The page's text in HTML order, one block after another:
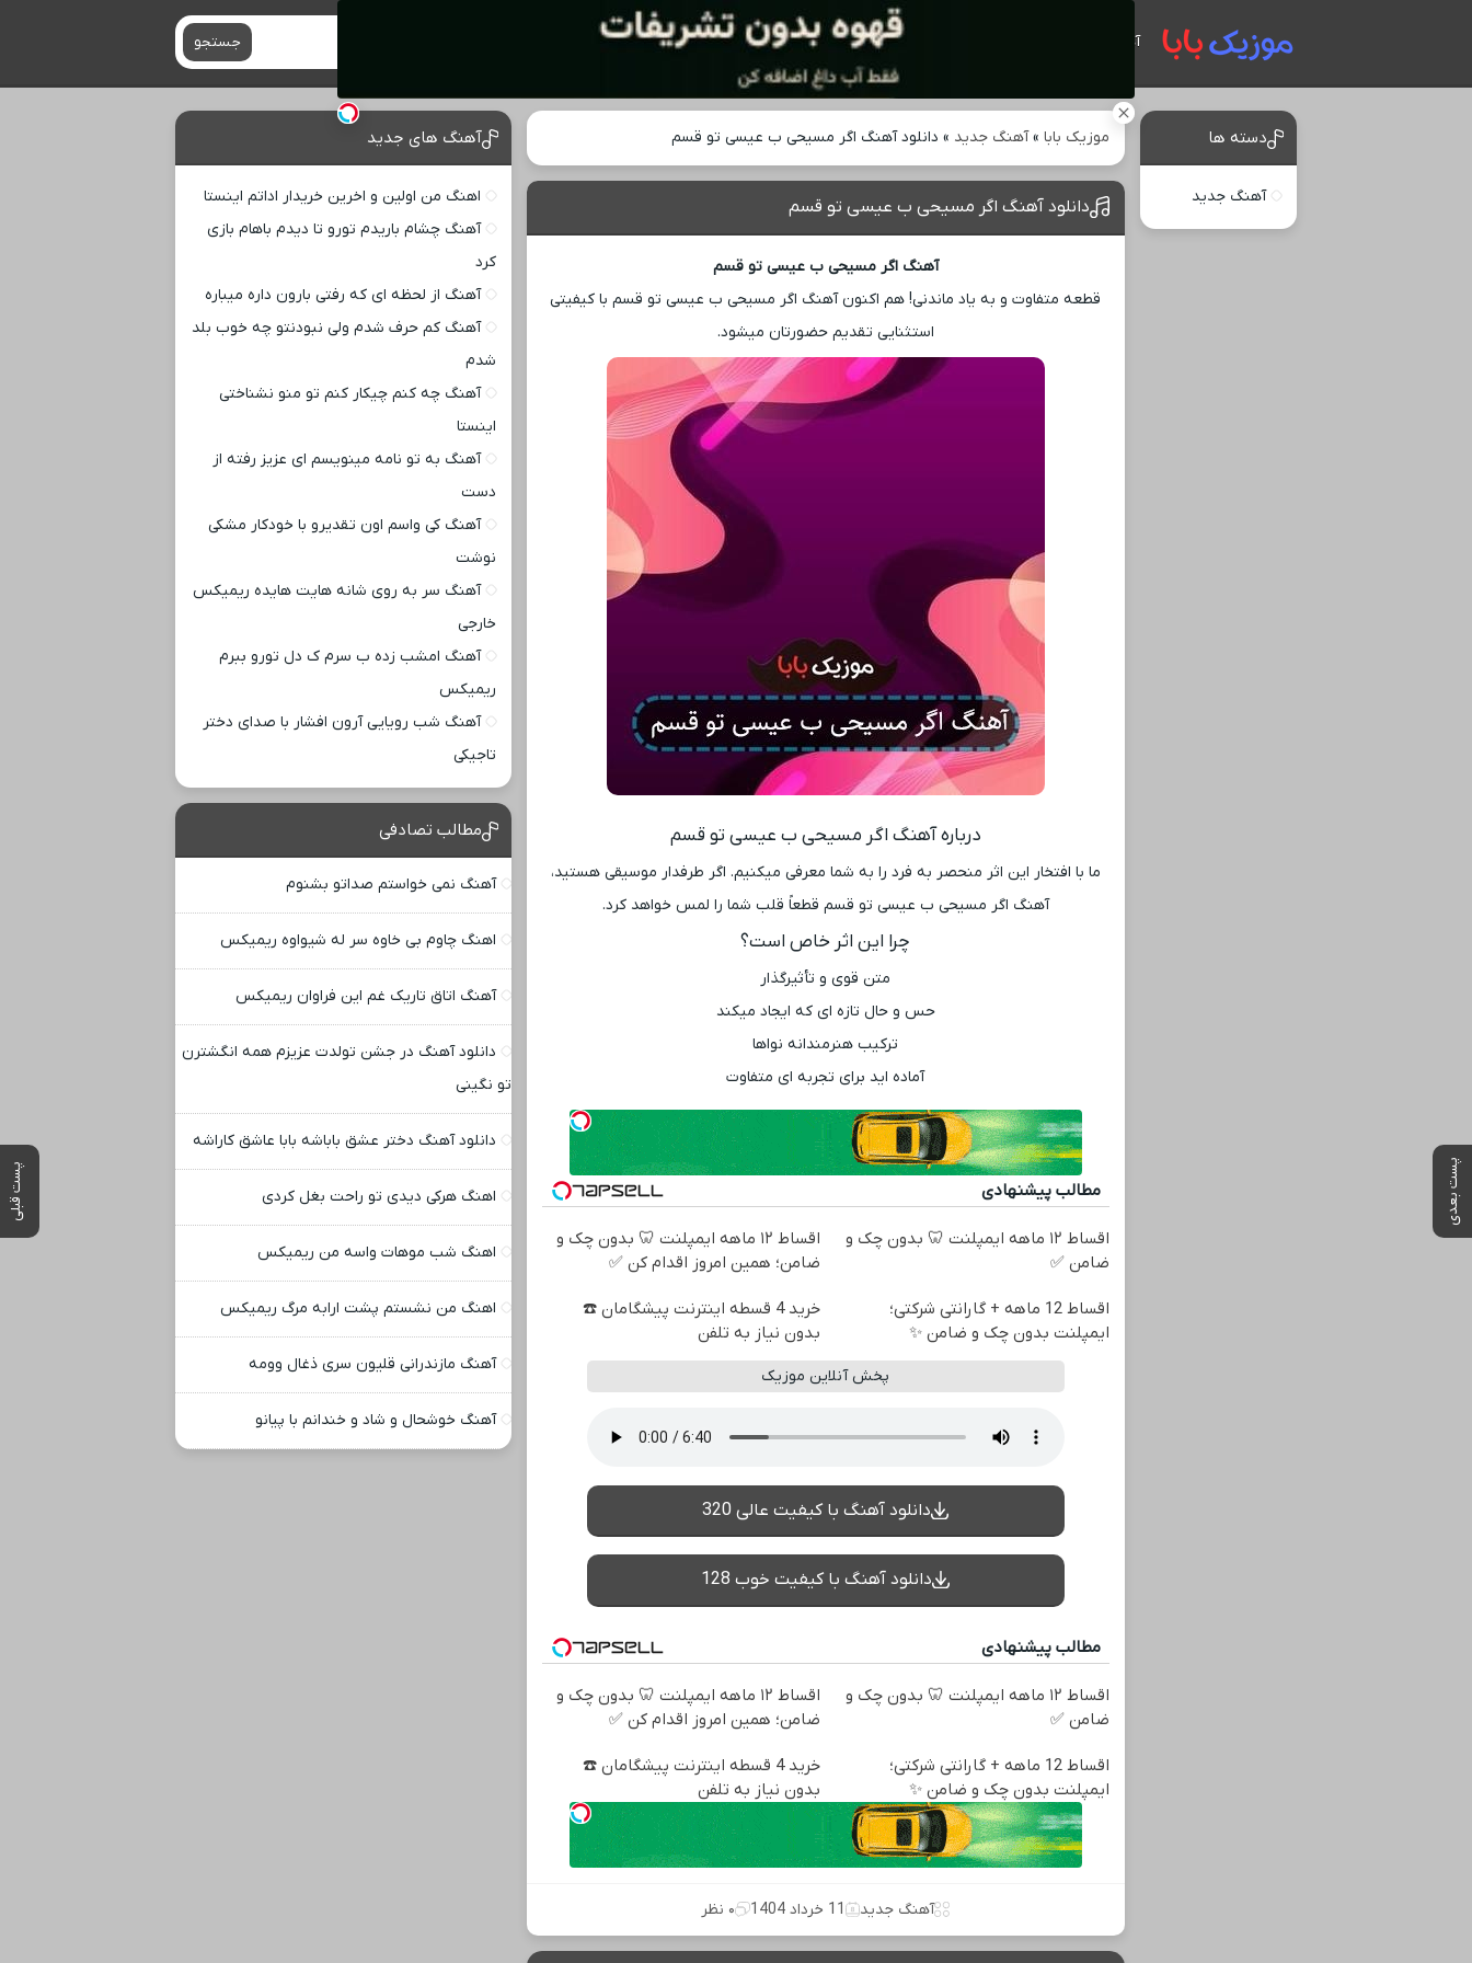
آهنگ های جدید جستجو
موزیک بابا »آهنگ جدید » دانلود آهنگ اگر مسیحی ب عیسی تو قسم
پست بعدی پست قبلی
دانلود آهنگ اگر مسیحی ب عیسی تو قسم
آهنگ اگر مسیحی ب عیسی تو قسم
قطعه متفاوت و به یاد ماندنی! هم اکنون آهنگ اگر مسیحی ب عیسی تو قسم با کیفیتی
استثنایی تقدیم حضورتان میشود.
درباره آهنگ اگر مسیحی ب عیسی تو قسم
ما با افتخار این اثر منحصر به فرد را به شما معرفی میکنیم. اگر طرفدار موسیقی هستید،
آهنگ اگر مسیحی ب عیسی تو قسم قطعاً قلب شما را لمس خواهد کرد.
چرا این اثر خاص است؟
متن قوی و تأثیرگذار
حس و حال تازه ‌ای که ایجاد میکند
ترکیب هنرمندانه نواها
آماده ‌اید برای تجربه ‌ای متفاوت
مطالب پیشنهادی
اقساط ۱۲ ماهه ایمپلنت 🦷 بدون چک و
ضامن ✅
اقساط ۱۲ ماهه ایمپلنت 🦷 بدون چک و
ضامن؛ همین امروز اقدام کن ✅
اقساط 12 ماهه + گارانتی شرکتی؛
ایمپلنت بدون چک و ضامن ✨
خرید 4 قسطه اینترنت پیشگامان ☎️
بدون نیاز به تلفن
پخش آنلاین موزیک
دانلود آهنگ با کیفیت عالی 320
دانلود آهنگ با کیفیت خوب 128
مطالب پیشنهادی
اقساط ۱۲ ماهه ایمپلنت 🦷 بدون چک و
ضامن ✅
اقساط ۱۲ ماهه ایمپلنت 🦷 بدون چک و
ضامن؛ همین امروز اقدام کن ✅
اقساط 12 ماهه + گارانتی شرکتی؛
ایمپلنت بدون چک و ضامن ✨
خرید 4 قسطه اینترنت پیشگامان ☎️
بدون نیاز به تلفن
آهنگ جدید 11 خرداد 1404 ۰ نظر
دسته ها
آهنگ جدید
آهنگ های جدید
اهنگ من اولین و اخرین خریدار اداتم اینستا
آهنگ چشام باریدم تورو تا دیدم باهام بازی
کرد
آهنگ از لحظه ای که رفتی بارون داره میباره
آهنگ کم حرف شدم ولی نبودنتو چه خوب بلد
شدم
آهنگ چه کنم چیکار کنم تو منو نشناختی
اینستا
آهنگ به تو نامه مینویسم ای عزیز رفته از
دست
آهنگ کی واسم اون تقدیرو با خودکار مشکی
نوشت
آهنگ سر به روی شانه هایت هایده ریمیکس
خارجی
آهنگ امشب زده ب سرم ک دل تورو ببرم
ریمیکس
آهنگ شب رویایی آرون افشار با صدای دختر
تاجیکی
مطالب تصادفی
آهنگ نمی خواستم صداتو بشنوم
اهنگ چاوم بی خاوه سر له شیواوه ریمیکس
آهنگ اتاق تاریک غم این فراوان ریمیکس
دانلود آهنگ در جشن تولدت عزیزم همه انگشترن
تو نگینی
دانلود آهنگ دختر عشق باباشه بابا عاشق کاراشه
اهنگ هرکی دیدی تو راحت بغل کردی
اهنگ شب موهات واسه من ریمیکس
اهنگ من نشستم پشت ارابه مرگ ریمیکس
آهنگ مازندرانی قلیون سری ذغال وومه
آهنگ خوشحال و شاد و خندانم با پیانو